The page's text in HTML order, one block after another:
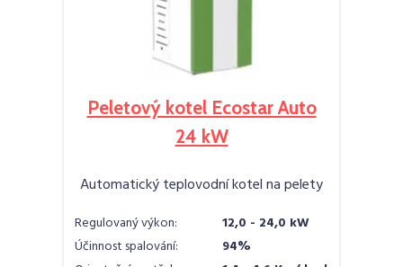
Peletový kotel Ecostar Auto
24 kW
Automatický teplovodní kotel na pelety
Regulovaný výkon:
12,0 - 24,0 kW
Účinnost spalování:
94%